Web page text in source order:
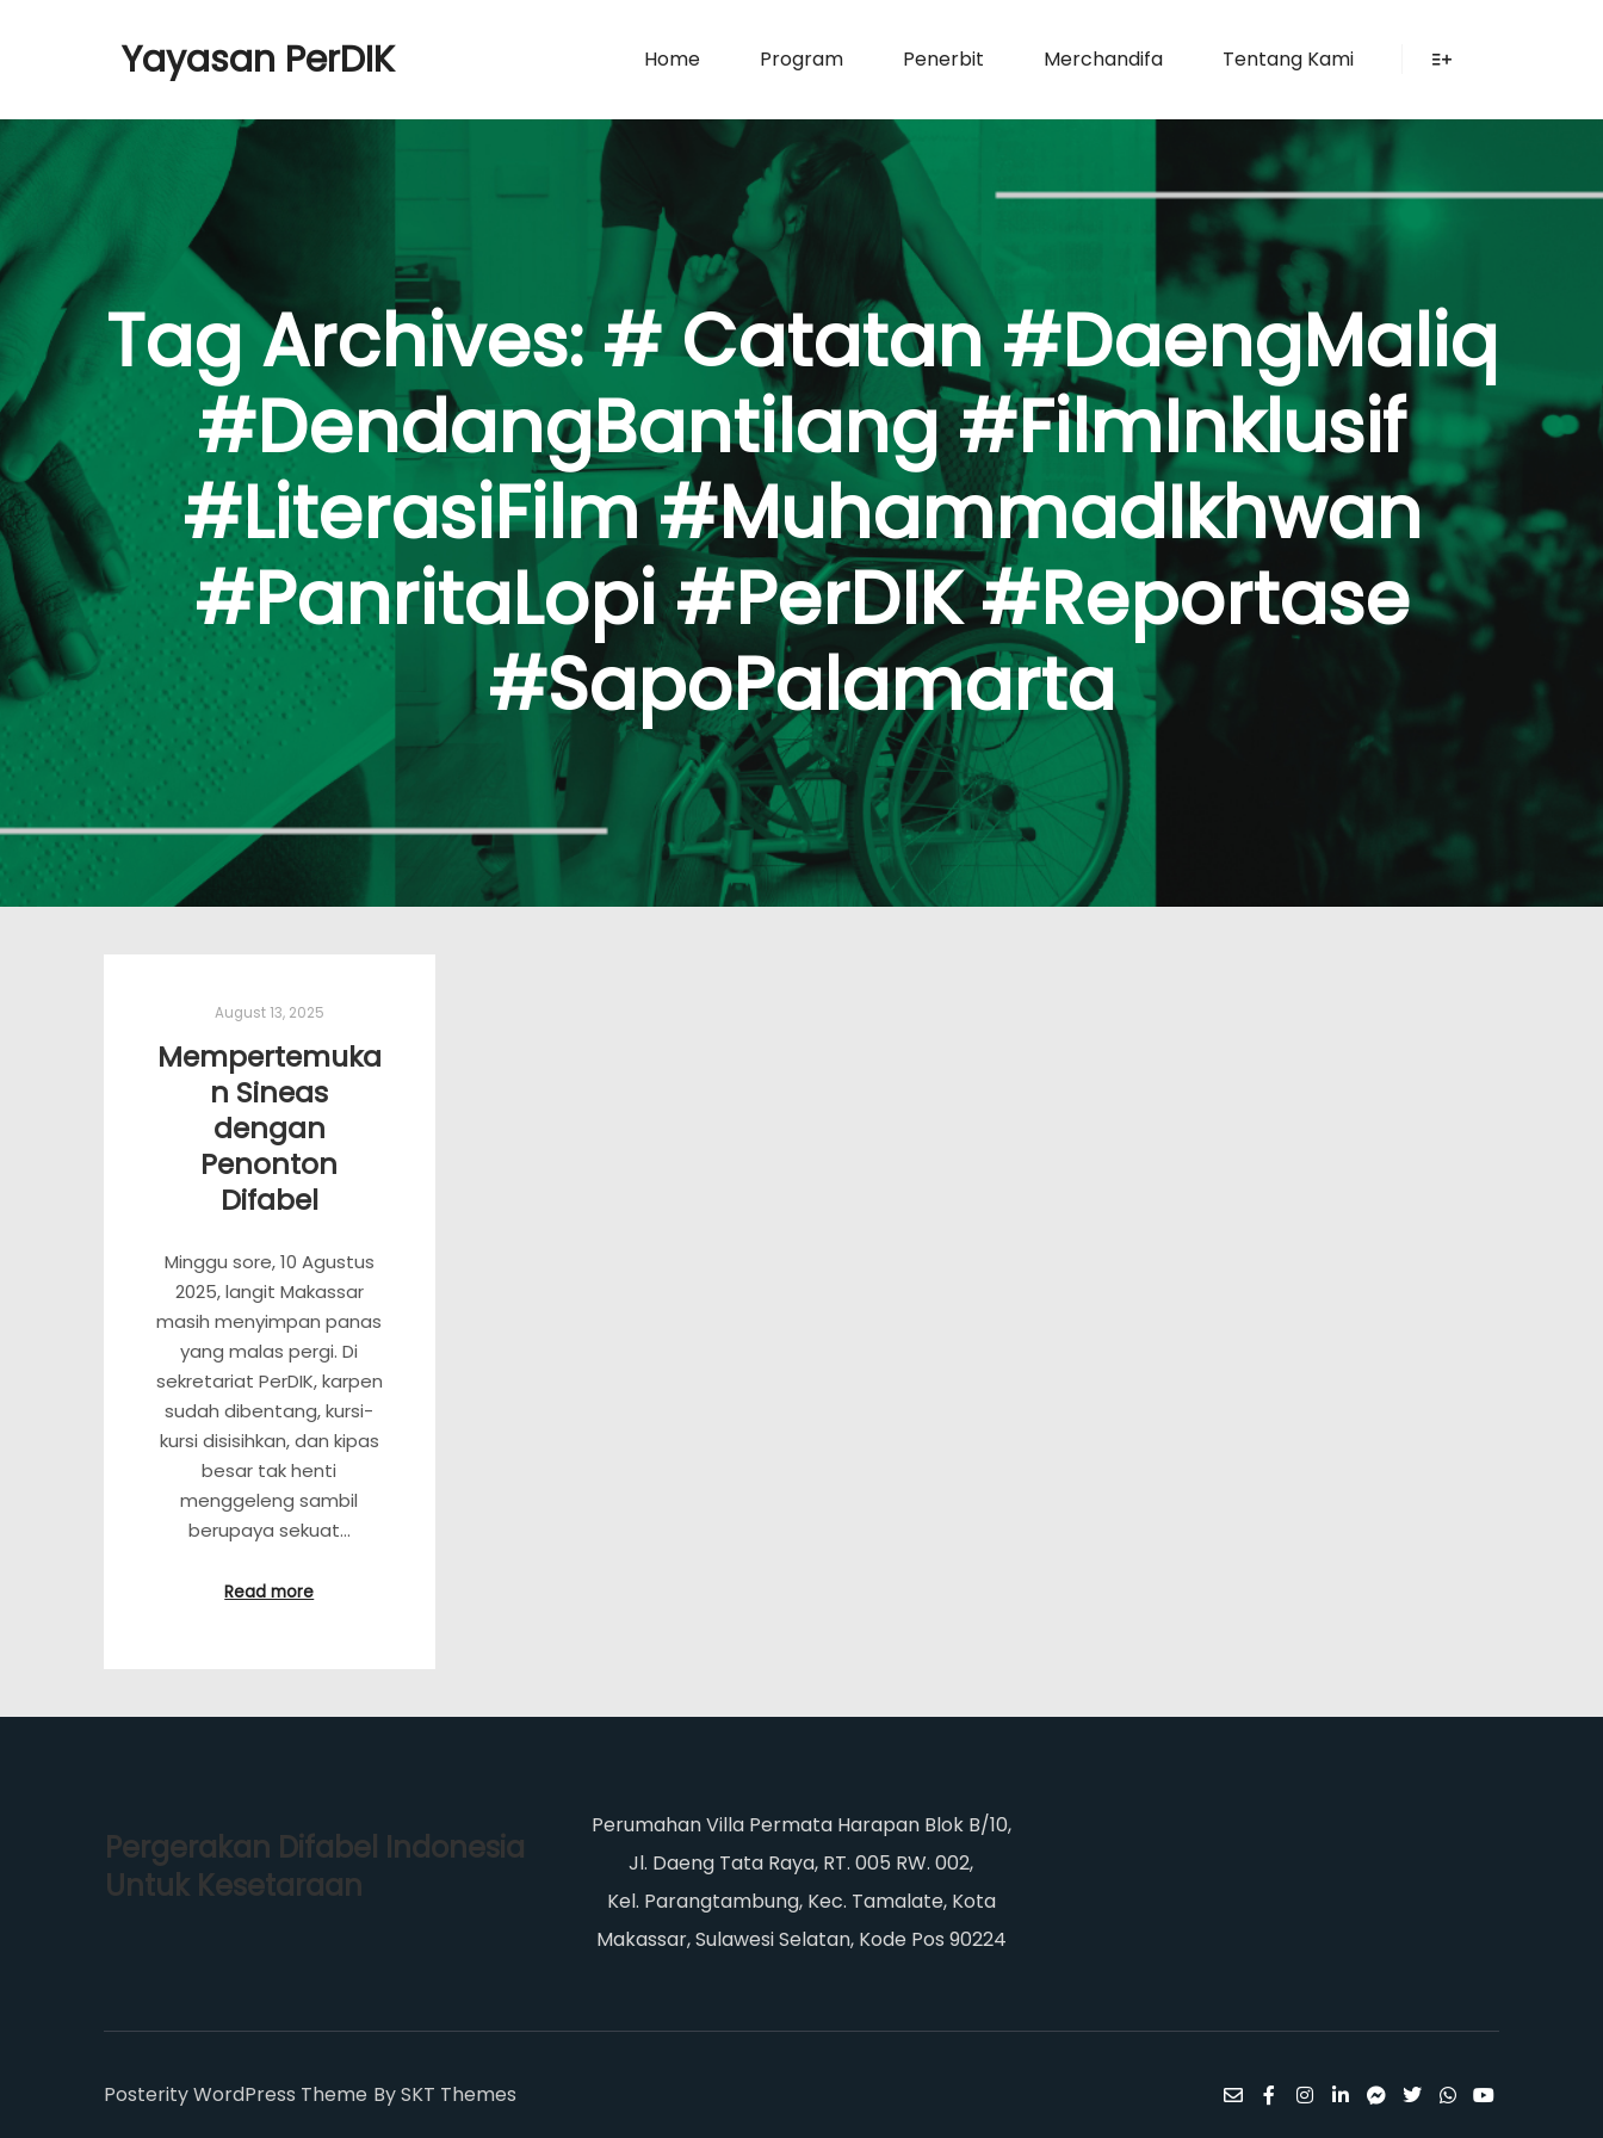
Yayasan PerDIK Home Program Penerbit Merchandifa Tentang Kami
Tag Archives:# Catatan #DaengMaliq
#DendangBantilang #FilmInklusif
#LiterasiFilm #MuhammadIkhwan
#PanritaLopi #PerDIK #Reportase
#SapoPalamarta
August 13, 2025
Mempertemuka
n Sineas
dengan
Penonton
Difabel
Minggu sore, 10 Agustus
2025, langit Makassar
masih menyimpan panas
yang malas pergi. Di
sekretariat PerDIK, karpen
sudah dibentang, kursi-
kursi disisihkan, dan kipas
besar tak henti
menggeleng sambil
berupaya sekuat…
Read more
Pergerakan Difabel Indonesia
Untuk Kesetaraan
Perumahan Villa Permata Harapan Blok B/10,
Jl. Daeng Tata Raya, RT. 005 RW. 002,
Kel. Parangtambung, Kec. Tamalate, Kota
Makassar, Sulawesi Selatan, Kode Pos 90224
Posterity WordPress Theme By SKT Themes